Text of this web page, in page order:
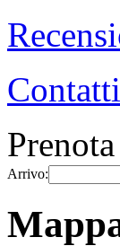
Contatti
Arrivo: